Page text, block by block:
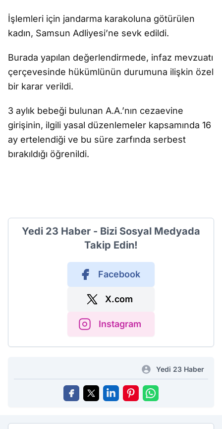
İşlemleri için jandarma karakoluna götürülen
kadın, Samsun Adliyesi’ne sevk edildi.
Burada yapılan değerlendirmede, infaz mevzuatı
çerçevesinde hükümlünün durumuna ilişkin özel
bir karar verildi.
3 aylık bebeği bulunan A.A.’nın cezaevine
girişinin, ilgili yasal düzenlemeler kapsamında 16
ay ertelendiği ve bu süre zarfında serbest
bırakıldığı öğrenildi.
Yedi 23 Haber - Bizi Sosyal Medyada
Takip Edin!
Facebook
X.com
Instagram
Yedi 23 Haber